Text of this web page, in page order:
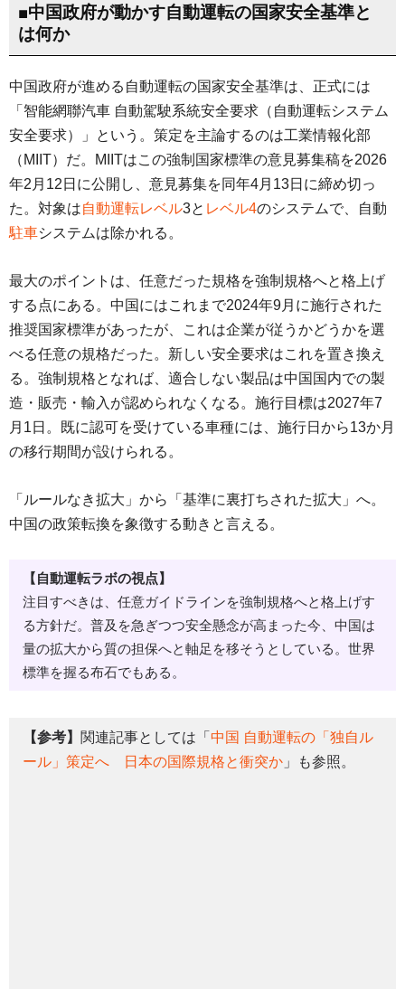
■中国政府が動かす自動運転の国家安全基準と
は何か
中国政府が進める自動運転の国家安全基準は、正式には
「智能網聯汽車 自動駕駛系統安全要求（自動運転システム
安全要求）」という。策定を主論するのは工業情報化部
（MIIT）だ。MIITはこの強制国家標準の意見募集稿を2026
年2月12日に公開し、意見募集を同年4月13日に締め切っ
た。対象は自動運転レベル3と レベル4のシステムで、自動
駐車システムは除かれる。
最大のポイントは、任意だった規格を強制規格へと格上げ
する点にある。中国にはこれまで2024年9月に施行された
推奨国家標準があったが、これは企業が従うかどうかを選
べる任意の規格だった。新しい安全要求はこれを置き換え
る。強制規格となれば、適合しない製品は中国国内での製
造・販売・輸入が認められなくなる。施行目標は2027年7
月1日。既に認可を受けている車種には、施行日から13か月
の移行期間が設けられる。
「ルールなき拡大」から「基準に裏打ちされた拡大」へ。
中国の政策転換を象徴する動きと言える。
【自動運転ラボの視点】
注目すべきは、任意ガイドラインを強制規格へと格上げす
る方針だ。普及を急ぎつつ安全懸念が高まった今、中国は
量の拡大から質の担保へと軸足を移そうとしている。世界
標準を握る布石でもある。
【参考】 関連記事としては「 中国 自動運転の「独自ル
ール」策定へ 日本の国際規格と衝突か 」も参照。